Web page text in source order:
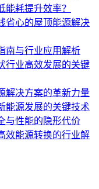
耗提升效率？
省心的屋顶能源解决
南与行业应用解析
行业高效发展的关键
解决方案的革新力量
能源发展的关键技术
与性能的隐形代价
效能源转换的行业解